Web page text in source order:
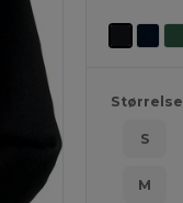
Størrelse
S
M